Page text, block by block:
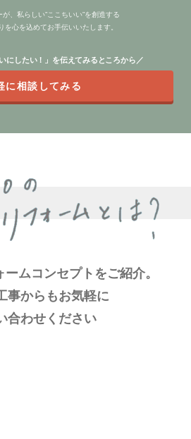
、私らしい”ここちいい”を創造する
を心を込めてお手伝いいたします。
にしたい！」を伝えてみるところから／
に相談してみる
ムコンセプトをご紹介。
事からもお気軽に
合わせください